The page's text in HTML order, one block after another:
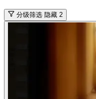
分级筛选 隐藏 2